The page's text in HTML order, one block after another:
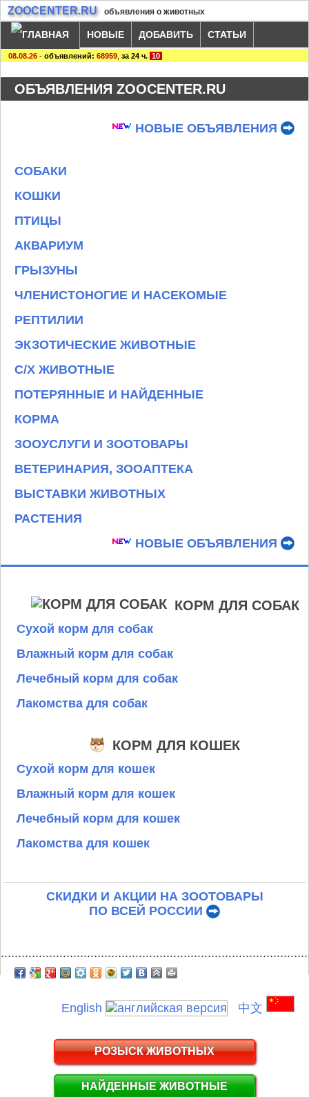
ZOOCENTER.RU объявления о животных
НОВЫЕ ДОБАВИТЬ СТАТЬИ
08.08.26 - объявлений: 68959 за 24 ч. 10
ОБЪЯВЛЕНИЯ ZOOCENTER.RU
НОВЫЕ ОБЪЯВЛЕНИЯ
СОБАКИ
КОШКИ
ПТИЦЫ
АКВАРИУМ
ГРЫЗУНЫ
ЧЛЕНИСТОНОГИЕ И НАСЕКОМЫЕ
РЕПТИЛИИ
ЭКЗОТИЧЕСКИЕ ЖИВОТНЫЕ
С/Х ЖИВОТНЫЕ
ПОТЕРЯННЫЕ И НАЙДЕННЫЕ
КОРМА
ЗООУСЛУГИ И ЗООТОВАРЫ
ВЕТЕРИНАРИЯ, ЗООАПТЕКА
ВЫСТАВКИ ЖИВОТНЫХ
РАСТЕНИЯ
НОВЫЕ ОБЪЯВЛЕНИЯ
КОРМ ДЛЯ СОБАК
Сухой корм для собак
Влажный корм для собак
Лечебный корм для собак
Лакомства для собак
КОРМ ДЛЯ КОШЕК
Сухой корм для кошек
Влажный корм для кошек
Лечебный корм для кошек
Лакомства для кошек
СКИДКИ И АКЦИИ НА ЗООТОВАРЫ
ПО ВСЕЙ РОССИИ
English 中文
РОЗЫСК ЖИВОТНЫХ
НАЙДЕННЫЕ ЖИВОТНЫЕ